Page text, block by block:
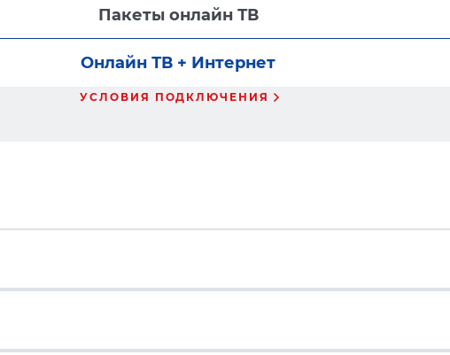
Пакеты онлайн ТВ
Онлайн ТВ + Интернет
УСЛОВИЯ ПОДКЛЮЧЕНИЯ